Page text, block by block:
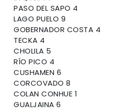
PASO DEL SAPO 4
LAGO PUELO 9
GOBERNADOR COSTA 4
TECKA 4
CHOLILA 5
RÍO PICO 4
CUSHAMEN 6
CORCOVADO 8
COLAN CONHUE 1
GUALJAINA 6